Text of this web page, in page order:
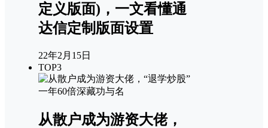
定义版面)，一文看懂通
达信定制版面设置
22年2月15日
TOP3
从散户成为游资大佬，